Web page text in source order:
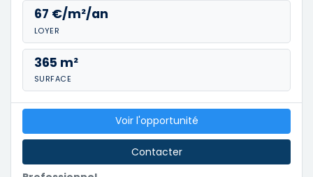
67 €/m²/an
LOYER
365 m²
SURFACE
Voir l'opportunité
Contacter